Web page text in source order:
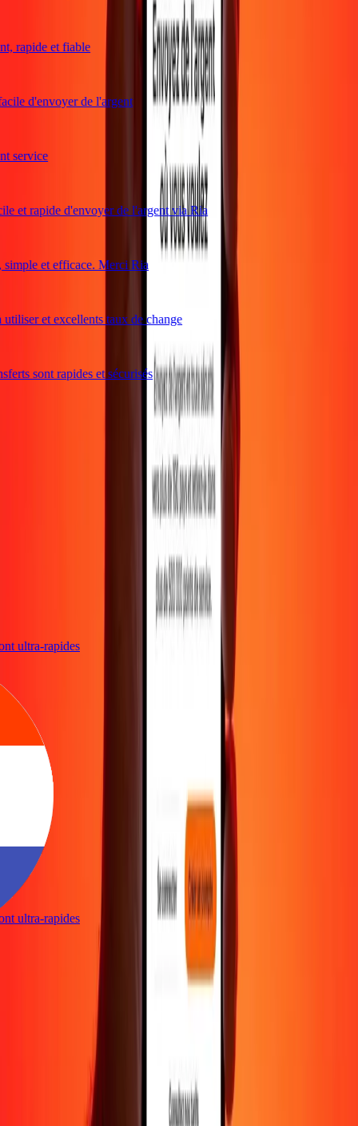
rapide et fiable
d'envoyer de l'argent
service
et rapide d'envoyer de l'argent via Ria
et efficace. Merci Ria
et excellents taux de change
sont rapides et sécurisés
ultra-rapides
ultra-rapides